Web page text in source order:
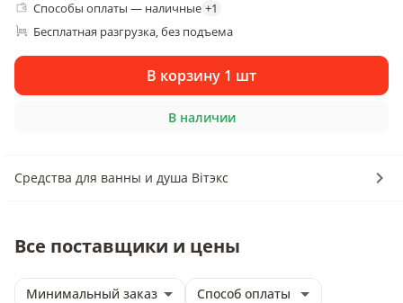
Способы оплаты — наличные +1
Бесплатная разгрузка, без подъема
В корзину 1 шт
В наличии
Средства для ванны и душа Вiтэкс
Все поставщики и цены
Минимальный заказ Способ оплаты